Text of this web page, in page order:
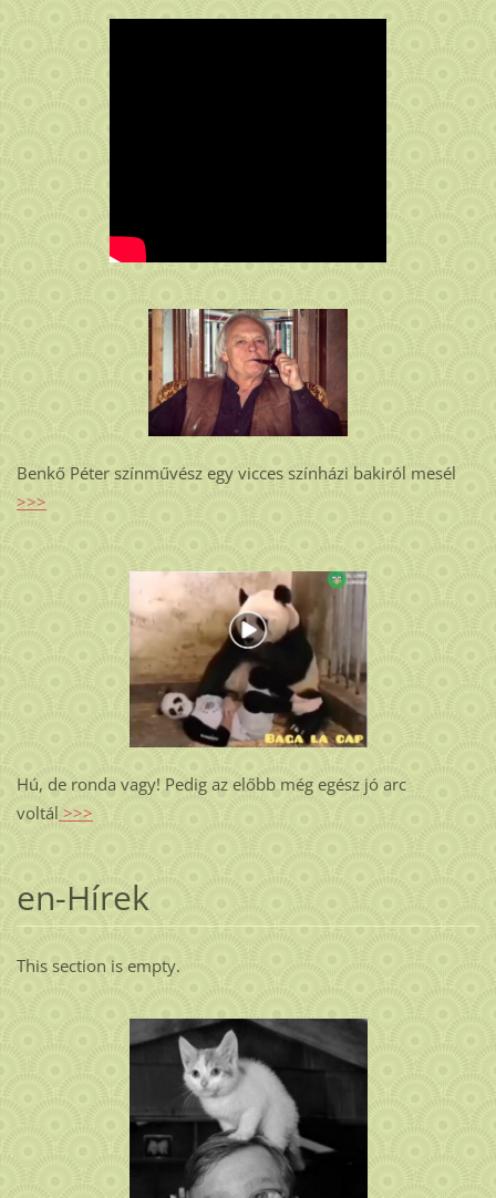
Benkő Péter színművész egy vicces színházi bakiról mesél
>>>
Hú, de ronda vagy! Pedig az előbb még egész jó arc
voltál >>>
en-Hírek
This section is empty.